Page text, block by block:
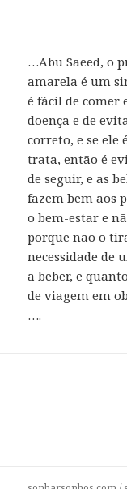
…Abu Saeed, o
amarela é um
é fácil de comer
doença e de
correto, e se ele
trata, então é
de seguir, e as
fazem bem aos
o bem-estar e
porque não o
necessidade de
a beber, e
de viagem em
….